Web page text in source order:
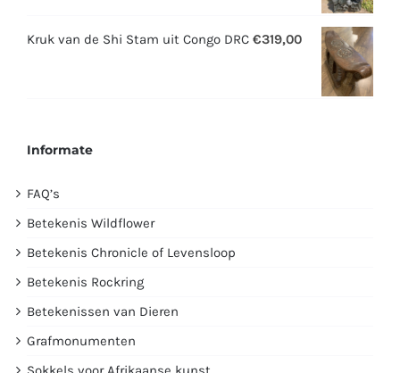
was:
is:
Kruk van de Shi Stam uit Congo DRC €319,00
Informate
FAQ’s
Betekenis Wildflower
Betekenis Chronicle of Levensloop
Betekenis Rockring
Betekenissen van Dieren
Grafmonumenten